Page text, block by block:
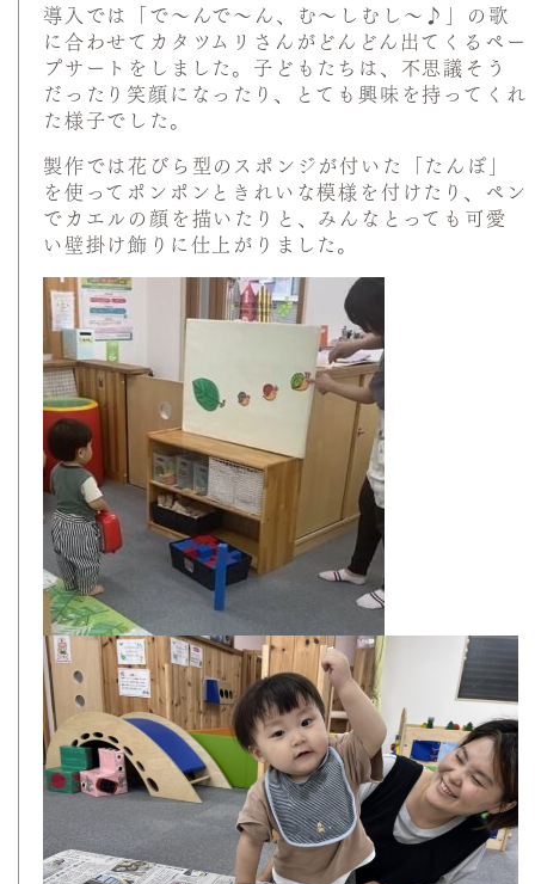
導入では「で～んで～ん、む～しむし～♪」の歌
に合わせてカタツムリさんがどんどん出てくるペー
プサートをしました。子どもたちは、不思議そう
だったり笑顔になったり、とても興味を持ってくれ
た様子でした。
製作では花びら型のスポンジが付いた「たんぽ」
を使ってポンポンときれいな模様を付けたり、ペン
でカエルの顔を描いたりと、みんなとっても可愛
い壁掛け飾りに仕上がりました。